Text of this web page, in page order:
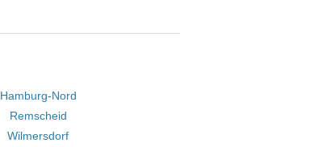
Hamburg-Nord
Remscheid
Wilmersdorf